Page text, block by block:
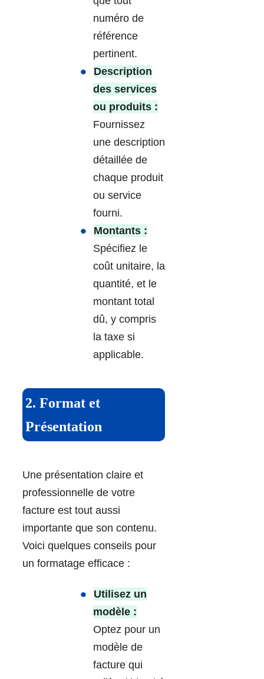
numéro de
référence
pertinent.
Description
des services
ou produits :
Fournissez
une description
détaillée de
chaque produit
ou service
fourni.
Montants :
Spécifiez le
coût unitaire, la
quantité, et le
montant total
dû, y compris
la taxe si
applicable.
2. Format et
Présentation
Une présentation claire et
professionnelle de votre
facture est tout aussi
importante que son contenu.
Voici quelques conseils pour
un formatage efficace :
Utilisez un
modèle :
Optez pour un
modèle de
facture qui